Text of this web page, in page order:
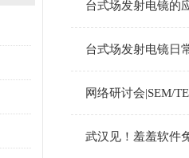
台式场发射电镜的
台式场发射电镜日常
网络研讨会|SEM/
武汉见！羞羞软